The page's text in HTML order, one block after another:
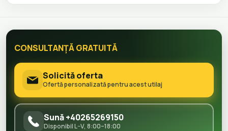
CONSULTANȚĂ GRATUITĂ
Solicită oferta
Ofertă personalizată pentru acest utilaj
Sună +40265269150
Disponibil L–V, 8:00–18:00